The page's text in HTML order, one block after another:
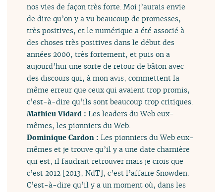
nos vies de façon très forte. Moi j’aurais envie
de dire qu’on y a vu beaucoup de promesses,
très positives, et le numérique a été associé à
des choses très positives dans le début des
années 2000, très fortement, et puis on a
aujourd’hui une sorte de retour de bâton avec
des discours qui, à mon avis, commettent la
même erreur que ceux qui avaient trop promis,
c’est-à-dire qu’ils sont beaucoup trop critiques.
Mathieu Vidard :Les leaders du Web eux-
mêmes, les pionniers du Web.
Dominique Cardon :Les pionniers du Web eux-
mêmes et je trouve qu’il y a une date charnière
qui est, il faudrait retrouver mais je crois que
c’est 2012 [2013, NdT], c’est l’affaire Snowden.
C’est-à-dire qu’il y a un moment où, dans les